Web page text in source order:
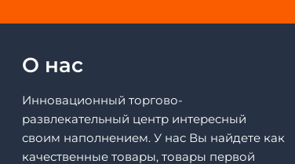
О нас
Инновационный торгово-
развлекательный центр интересный
своим наполнением. У нас Вы найдете как
качественные товары, товары первой